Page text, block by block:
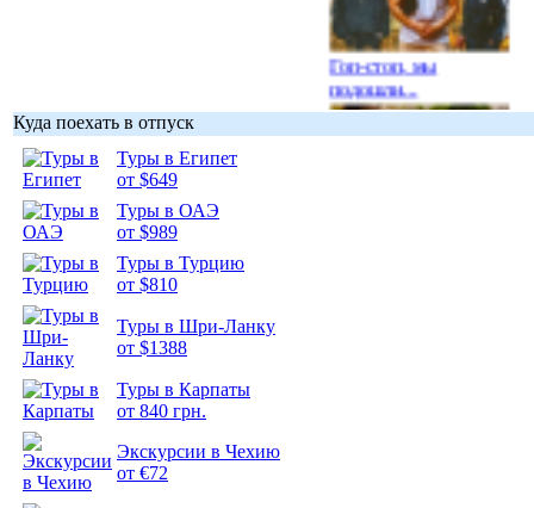
Гоп-стоп, мы
подошли...
Куда поехать в отпуск
Туры в Египет
от $649
Туры в ОАЭ
от $989
Туры в Турцию
от $810
Туры в Шри-Ланку
от $1388
Туры в Карпаты
от 840 грн.
Экскурсии в Чехию
от €72